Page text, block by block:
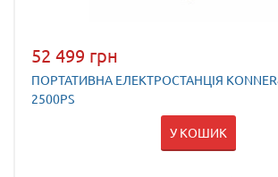
52 499 грн
ПОРТАТИВНА ЕЛЕКТРОСТАНЦІЯ
2500PS
У КОШИК